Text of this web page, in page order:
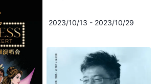
2023/10/13 - 2023/10/29